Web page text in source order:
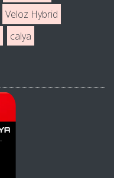
Veloz Hybrid
calya